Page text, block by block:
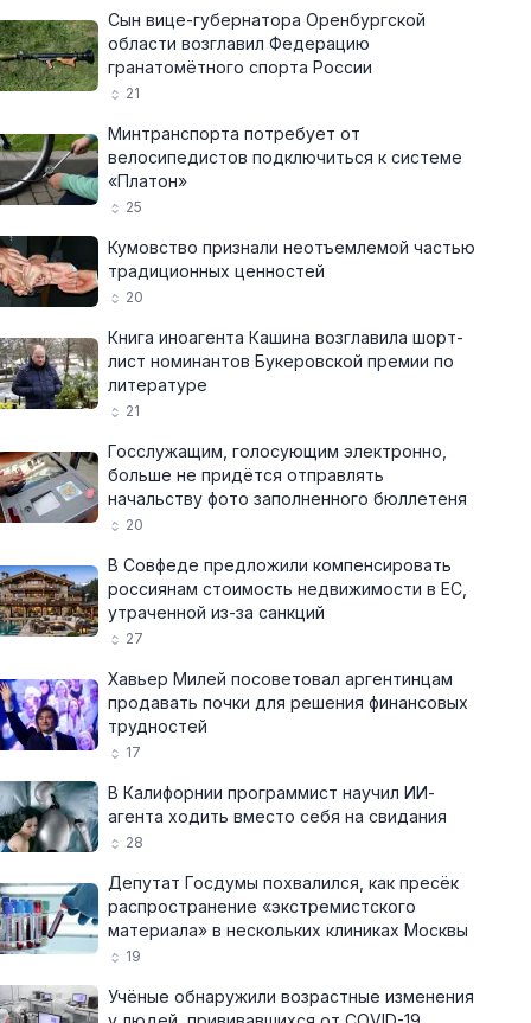
Сын вице-губернатора Оренбургской
области возглавил Федерацию
гранатомётного спорта России
21
Минтранспорта потребует от
велосипедистов подключиться к системе
«Платон»
25
Кумовство признали неотъемлемой частью
традиционных ценностей
20
Книга иноагента Кашина возглавила шорт-
лист номинантов Букеровской премии по
литературе
21
Госслужащим, голосующим электронно,
больше не придётся отправлять
начальству фото заполненного бюллетеня
20
В Совфеде предложили компенсировать
россиянам стоимость недвижимости в ЕС,
утраченной из-за санкций
27
Хавьер Милей посоветовал аргентинцам
продавать почки для решения финансовых
трудностей
17
В Калифорнии программист научил ИИ-
агента ходить вместо себя на свидания
28
Депутат Госдумы похвалился, как пресёк
распространение «экстремистского
материала» в нескольких клиниках Москвы
19
Учёные обнаружили возрастные изменения